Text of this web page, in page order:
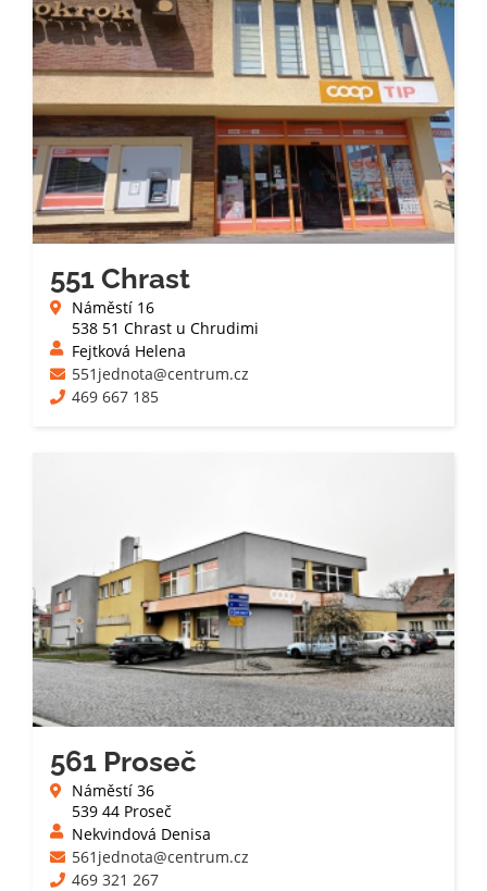
551 Chrast
Náměstí 16
538 51 Chrast u Chrudimi
Fejtková Helena
551jednota@centrum.cz
469 667 185
561 Proseč
Náměstí 36
539 44 Proseč
Nekvindová Denisa
561jednota@centrum.cz
469 321 267